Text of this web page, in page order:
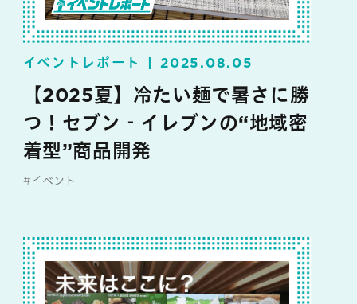
イベントレポート 2025.08.05
【2025夏】冷たい麺で暑さに勝
つ！セブン‐イレブンの“地域密
着型”商品開発
#イベント